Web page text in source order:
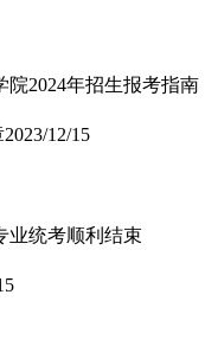
院2024年招生报考指南
2023/12/15
业统考顺利结束